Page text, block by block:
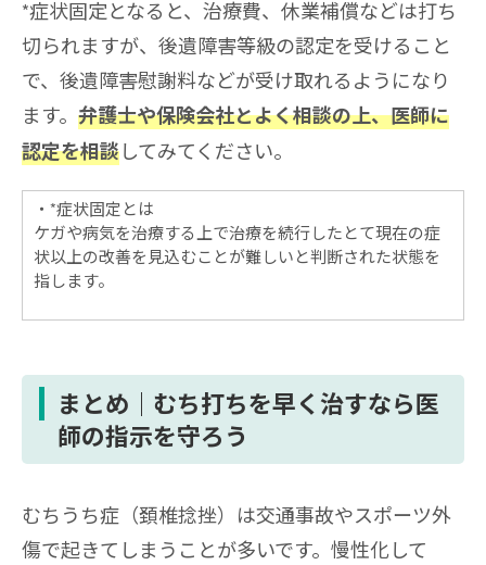
*症状固定となると、治療費、休業補償などは打ち
切られますが、後遺障害等級の認定を受けること
で、後遺障害慰謝料などが受け取れるようになり
ます。 弁護士や保険会社とよく相談の上、医師に
認定を相談してみてください。
*症状固定とは
ケガや病気を治療する上で治療を続行したとて現在の症
状以上の改善を見込むことが難しいと判断された状態を
指します。
まとめ｜むち打ちを早く治すなら医
師の指示を守ろう
むちうち症（頚椎捻挫）は交通事故やスポーツ外
傷で起きてしまうことが多いです。慢性化して